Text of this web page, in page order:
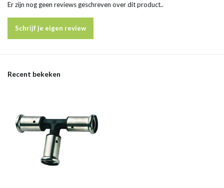
Er zijn nog geen reviews geschreven over dit product..
Schrijf je eigen review
Recent bekeken